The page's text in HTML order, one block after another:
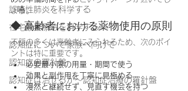
誤嚥性肺炎を科学する
在宅酸素療法を科学する
認知症について家族へ向けて
認知症の羅針盤
認知症は治せるか～認知症治療の羅針盤
ょう。
◆ 高齢者における薬物使用の原則
不穏の多くは高齢者にみられるため、次のポイ
ントは特に重要です。
必要最小限の用量・期間で使う
効果と副作用を丁寧に見極める
漫然と継続せず、見直す機会を持つ